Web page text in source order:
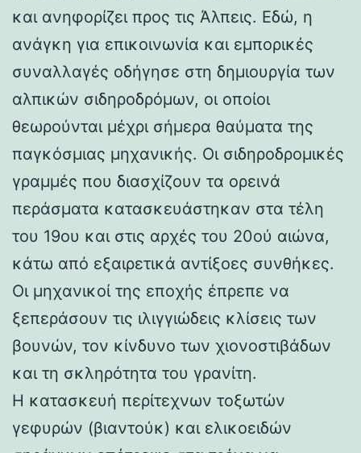
και ανηφορίζει προς τις Άλπεις. Εδώ, η
ανάγκη για επικοινωνία και εμπορικές
συναλλαγές οδήγησε στη δημιουργία των
αλπικών σιδηροδρόμων, οι οποίοι
θεωρούνται μέχρι σήμερα θαύματα της
παγκόσμιας μηχανικής. Οι σιδηροδρομικές
γραμμές που διασχίζουν τα ορεινά
περάσματα κατασκευάστηκαν στα τέλη
του 19ου και στις αρχές του 20ού αιώνα,
κάτω από εξαιρετικά αντίξοες συνθήκες.
Οι μηχανικοί της εποχής έπρεπε να
ξεπεράσουν τις ιλιγγιώδεις κλίσεις των
βουνών, τον κίνδυνο των χιονοστιβάδων
και τη σκληρότητα του γρανίτη.
Η κατασκευή περίτεχνων τοξωτών
γεφυρών (βιαντούκ) και ελικοειδών